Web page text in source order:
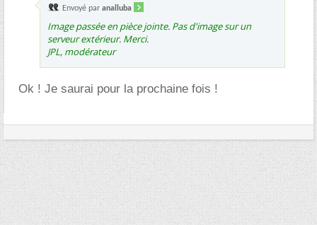
Envoyé par analluba
Image passée en pièce jointe. Pas d'image sur un
serveur extérieur. Merci.
JPL, modérateur
Ok ! Je saurai pour la prochaine fois !